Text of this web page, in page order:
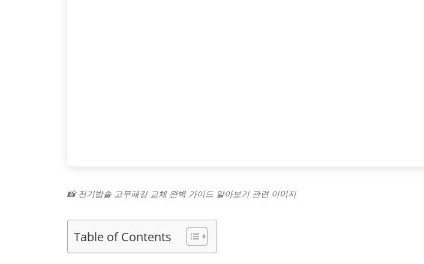
📸 전기밥솥 고무패킹 교체 완벽 가이드 알아보기 관련 이미지
Table of Contents